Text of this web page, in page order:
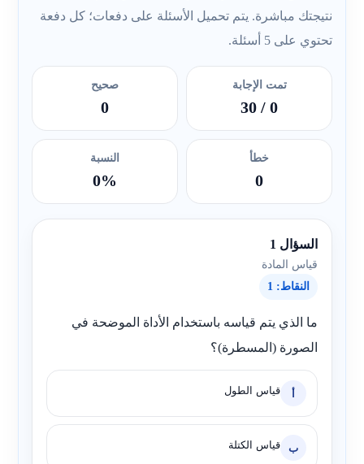
نتيجتك مباشرة. يتم تحميل الأسئلة على دفعات؛ كل دفعة
تحتوي على 5 أسئلة.
تمت الإجابة
0
/ 30
صحيح
0
خطأ
0
النسبة
0%
السؤال 1
قياس المادة
النقاط: 1
ما الذي يتم قياسه باستخدام الأداة الموضحة في
الصورة (المسطرة)؟
أ قياس الطول
ب قياس الكتلة